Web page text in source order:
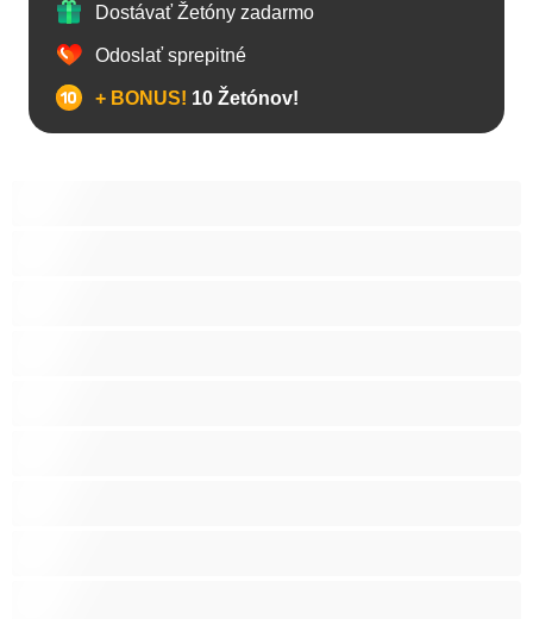
Dostávať Žetóny zadarmo
Odoslať sprepitné
+ BONUS! 10 Žetónov!